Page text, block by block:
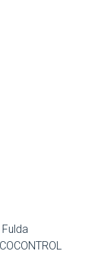
Fulda